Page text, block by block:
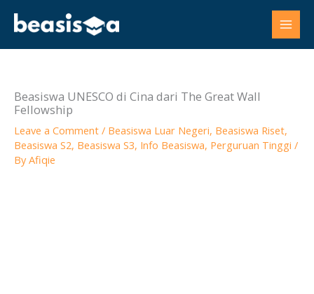
content
Beasiswa UNESCO di Cina dari The Great Wall
Fellowship
Leave a Comment / Beasiswa Luar Negeri, Beasiswa Riset,
Beasiswa S2, Beasiswa S3, Info Beasiswa, Perguruan Tinggi /
ByAfiqie